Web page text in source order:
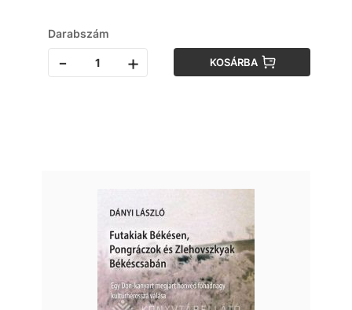
Darabszám
- + KOSÁRBA